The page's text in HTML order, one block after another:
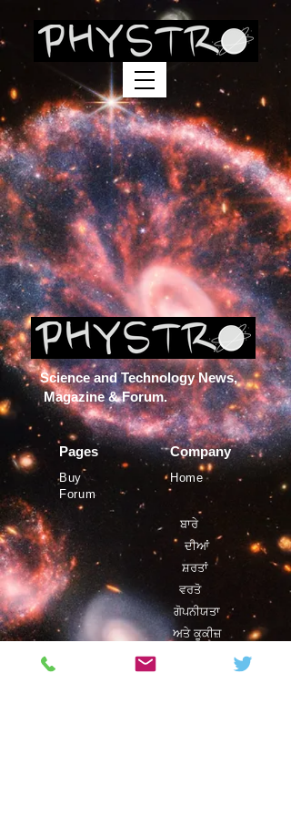
Science and Technology News,
Magazine & Forum.
Pages
Buy
Forum
Company
Home
ਬਾਰੇ
ਦੀਆਂ
ਸ਼ਰਤਾਂ
ਵਰਤੋ
ਗੋਪਨੀਯਤਾ
ਅਤੇ ਕੂਕੀਜ਼